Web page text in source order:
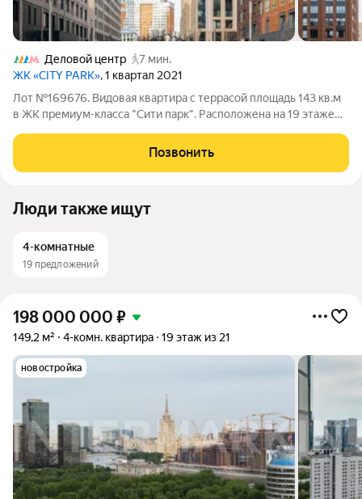
Деловой центр
7 мин.
ЖК «CITY PARK», 1 квартал 2021
Лот №169676. Видовая квартира с террасой площадь 143 кв.м
в ЖК премиум-класса "Сити парк". Расположена на 19 этаже
кв.м. В квартире 5 окон ориентированных на три стороны
света: Юго-Восток, Юг,
Позвонить
Люди также ищут
4-комнатные
19 предложений
198 000 000 ₽
149,2 м² 4-комн. квартира 19 этаж из 21
новостройка